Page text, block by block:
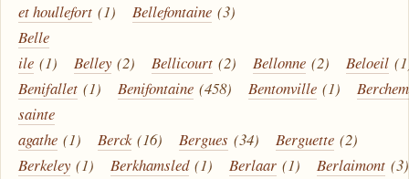
et houllefort (1) Bellefontaine (3)
Belle
ile (1) Belley (2) Bellicourt (2) Bellonne (2) Beloeil
Benifallet (1) Benifontaine (458) Bentonville (1)
Berchem
sainte
agathe (1) Berck (16) Bergues (34) Berguette (2)
Berkeley (1) Berkhamsled (1) Berlaar (1) Berlaimont (3)